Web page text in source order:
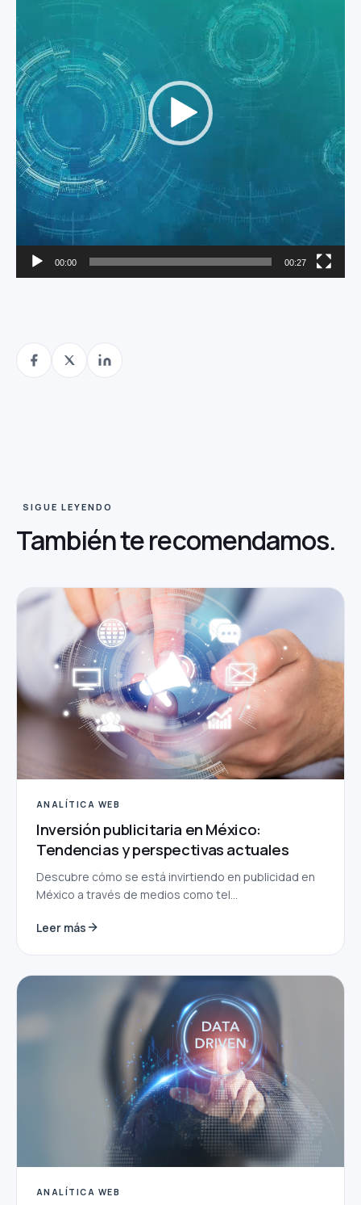
00:00 00:27
SIGUE LEYENDO
También terecomendamos.
ANALÍTICA WEB
Inversión publicitaria en México:
Tendencias y perspectivas actuales
Descubre cómo se está invirtiendo en publicidad en
México a través de medios como tel...
Leer más
ANALÍTICA WEB